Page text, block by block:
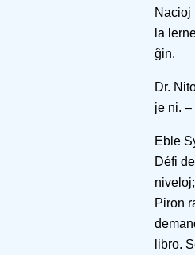
Nacioj
la
ĝin.
Dr.
je ni.
Eble
Défi
Piron
libro.